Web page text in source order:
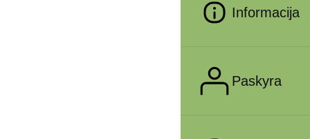
Informacija
Paskyra